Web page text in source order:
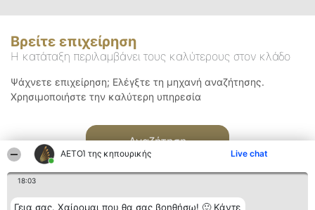
ΑΕΤΟΊ της κηπουρικής Live chat
18:03
Γεια σας. Χαίρομαι που θα σας βοηθήσω! 🙂 Κάντε
Βρείτε επιχείρηση
Η κατάταξη περιλαμβάνει τους καλύτερους στον κλάδο
Ψάχνετε επιχείρηση; Ελέγξτε τη μηχανή αναζήτησης.
Χρησιμοποιήστε την καλύτερη υπηρεσία
Αναζήτηση